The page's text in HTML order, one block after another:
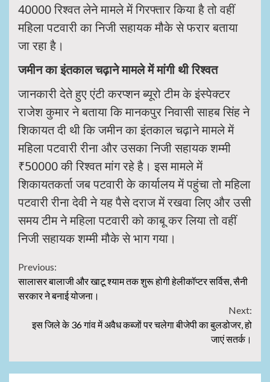
40000 रिश्वत लेने मामले में गिरफ्तार किया है तो वहीं
महिला पटवारी का निजी सहायक मौके से फरार बताया
जा रहा है।
जमीन का इंतकाल चढ़ाने मामले में मांगी थी रिश्वत
जानकारी देते हुए एंटी करप्शन ब्यूरो टीम के इंस्पेक्टर
राजेश कुमार ने बताया कि मानकपुर निवासी साहब सिंह ने
शिकायत दी थी कि जमीन का इंतकाल चढ़ाने मामले में
महिला पटवारी रीना और उसका निजी सहायक शम्मी
₹50000 की रिश्वत मांग रहे है। इस मामले में
शिकायतकर्ता जब पटवारी के कार्यालय में पहुंचा तो महिला
पटवारी रीना देवी ने यह पैसे दराज में रखवा लिए और उसी
समय टीम ने महिला पटवारी को काबू कर लिया तो वहीं
निजी सहायक शम्मी मौके से भाग गया।
Continue
Reading
Previous:
सालासर बालाजी और खाटू श्याम तक शुरू होगी हेलीकॉप्टर सर्विस, सैनी
सरकार ने बनाई योजना।
Next:
इस जिले के 36 गांव में अवैध कब्जों पर चलेगा बीजेपी का बुलडोजर, हो
जाएं सतर्क।